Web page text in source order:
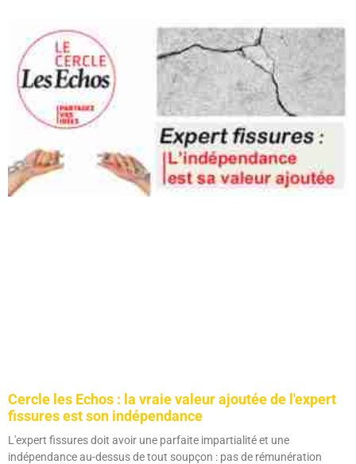
Cercle les Echos : la vraie valeur ajoutée de l'expert
fissures est son indépendance
L'expert fissures doit avoir une parfaite impartialité et une
indépendance au-dessus de tout soupçon : pas de rémunération